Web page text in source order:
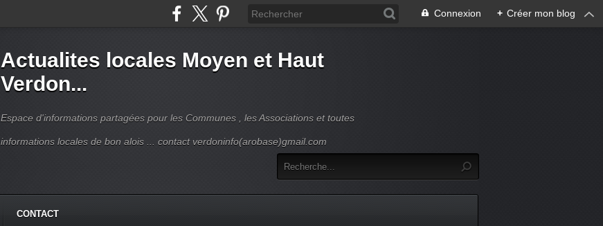
Connexion + Créer mon blog
Actualites locales Moyen et Haut
Verdon...
Espace d'informations partagées pour les Communes , les Associations et toutes
informations locales de bon alois ... contact verdoninfo(arobase)gmail.com
CONTACT